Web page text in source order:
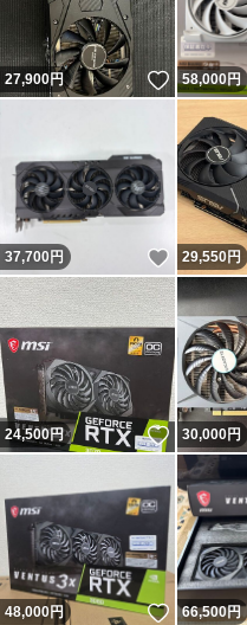
27,900円 いいね！
58,000円
37,700円 いいね！
29,550円
24,500円 いいね！
30,000円
48,000円 いいね！
66,500円